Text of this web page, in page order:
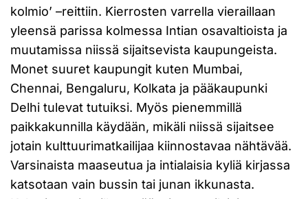
kolmio’ –reittiin. Kierrosten varrella vieraillaan
yleensä parissa kolmessa Intian osavaltioista ja
muutamissa niissä sijaitsevista kaupungeista.
Monet suuret kaupungit kuten Mumbai,
Chennai, Bengaluru, Kolkata ja pääkaupunki
Delhi tulevat tutuiksi. Myös pienemmillä
paikkakunnilla käydään, mikäli niissä sijaitsee
jotain kulttuurimatkailijaa kiinnostavaa nähtävää.
Varsinaista maaseutua ja intialaisia kyliä kirjassa
katsotaan vain bussin tai junan ikkunasta.